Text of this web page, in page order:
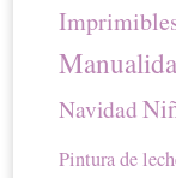
Navidad
Pintura de